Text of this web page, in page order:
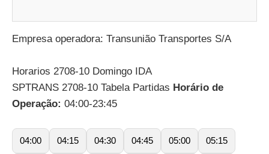
Empresa operadora: Transunião Transportes S/A
Horarios 2708-10 Domingo IDA
SPTRANS 2708-10 Tabela Partidas Horário de
Operação: 04:00-23:45
04:00 04:15 04:30 04:45 05:00 05:15